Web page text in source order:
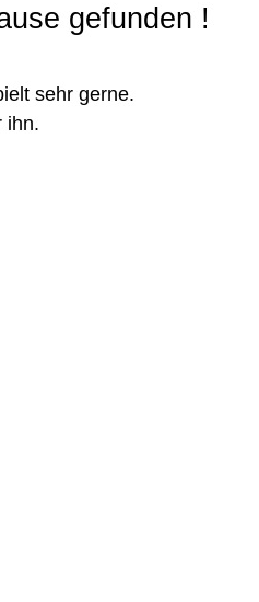
gefunden !
sehr gerne.
ihn.